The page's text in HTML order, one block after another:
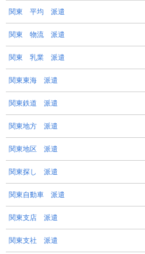
関東 平均 派遣
関東 物流 派遣
関東 乳業 派遣
関東東海 派遣
関東鉄道 派遣
関東地方 派遣
関東地区 派遣
関東探し 派遣
関東自動車 派遣
関東支店 派遣
関東支社 派遣